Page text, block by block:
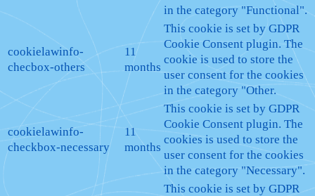
in the category "Functional".
cookielawinfo-
checbox-others
11
months
This cookie is set by GDPR
Cookie Consent plugin. The
cookie is used to store the
user consent for the cookies
in the category "Other.
cookielawinfo-
checkbox-necessary
11
months
This cookie is set by GDPR
Cookie Consent plugin. The
cookies is used to store the
user consent for the cookies
in the category "Necessary".
This cookie is set by GDPR